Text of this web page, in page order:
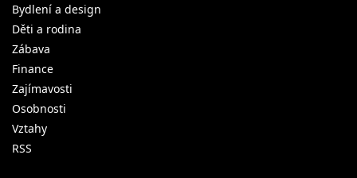
Bydlení a design
Děti a rodina
Zábava
Finance
Zajímavosti
Osobnosti
Vztahy
RSS